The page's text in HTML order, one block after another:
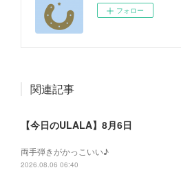
フォロー
関連記事
【今日のULALA】8月6日
両手弾きがかっこいい♪
2026.08.06 06:40